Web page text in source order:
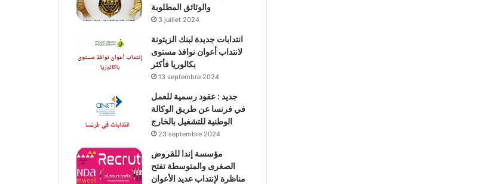
والوثائق المطلوبة
3 juillet 2024
انتدابات جديدة لبنك الزيتونة
لانتداب أعوان نوافذ مستوى
بكالوريا فأكثر
13 septembre 2024
جديد : عقود رسمية للعمل
في فرنسا عن طريق الوكالة
الوطنية للتشغيل بالخارج
23 septembre 2024
مؤسسة إندا للقروض
الصغرى والمتوسطة تفتح
مناظرة لإنتداب عديد الأعوان